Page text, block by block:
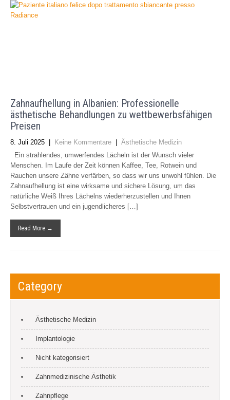
Zahnaufhellung in Albanien: Professionelle
ästhetische Behandlungen zu wettbewerbsfähigen
Preisen
8. Juli 2025 | Keine Kommentare | Ästhetische Medizin
Ein strahlendes, umwerfendes Lächeln ist der Wunsch vieler
Menschen. Im Laufe der Zeit können Kaffee, Tee, Rotwein und
Rauchen unsere Zähne verfärben, so dass wir uns unwohl fühlen. Die
Zahnaufhellung ist eine wirksame und sichere Lösung, um das
natürliche Weiß Ihres Lächelns wiederherzustellen und Ihnen
Selbstvertrauen und ein jugendlicheres […]
Read More →
Category
Ästhetische Medizin
Implantologie
Nicht kategorisiert
Zahnmedizinische Ästhetik
Zahnpflege